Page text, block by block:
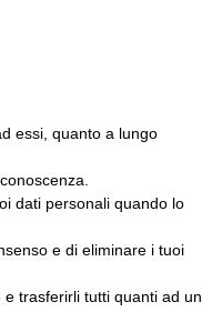
essi, quanto a lungo
dati personali quando lo
e di eliminare i tuoi
trasferirli tutti quanti ad un